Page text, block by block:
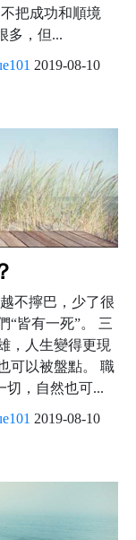
把成功和順境
多，但...
2019-08-10
不擰巴，少了很
“皆有一死”。 三
，人生變得更現
可以被盤點。 職
切，自然也可...
2019-08-10